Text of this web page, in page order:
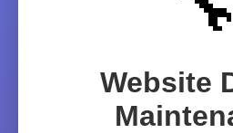
Website